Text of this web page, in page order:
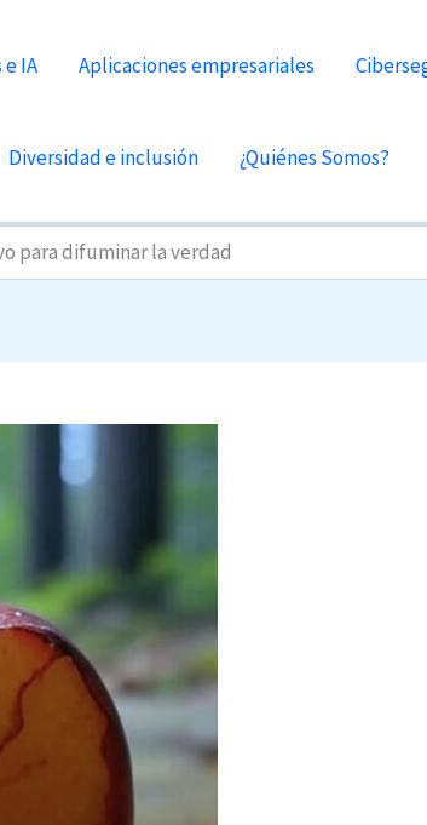
IA Aplicaciones empresariales
Diversidad e inclusión ¿Quiénes Somos?
para difuminar la verdad